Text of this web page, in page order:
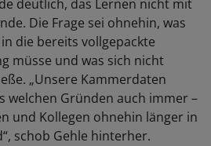
deutlich, das Lernen nicht mit
Die Frage sei ohnehin, was
die bereits vollgepackte
müsse und was sich nicht
„Unsere Kammerdaten
welchen Gründen auch immer –
und Kollegen ohnehin länger in
schob Gehle hinterher.